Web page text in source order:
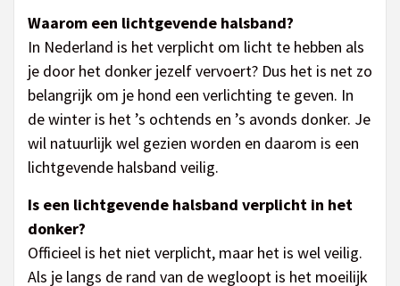
Waarom een lichtgevende halsband?
In Nederland is het verplicht om licht te hebben als
je door het donker jezelf vervoert? Dus het is net zo
belangrijk om je hond een verlichting te geven. In
de winter is het ’s ochtends en ’s avonds donker. Je
wil natuurlijk wel gezien worden en daarom is een
lichtgevende halsband veilig.
Is een lichtgevende halsband verplicht in het
donker?
Officieel is het niet verplicht, maar het is wel veilig.
Als je langs de rand van de wegloopt is het moeilijk